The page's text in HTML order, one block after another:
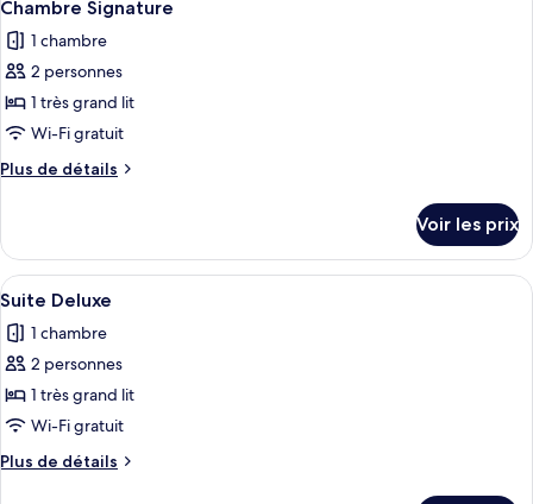
Chambre
Signature
toutes
les
photos
pour
ce
type
de
Chambre
Signature
Chambre Signature
1 chambre
2 personnes
1 très grand lit
Wi-Fi gratuit
Plus de détails
Plus
le
type
de
Chambre
Signature
Voir les prix
Afficher
toutes
les
photos
pour
ce
type
de
Une chambre d’hôtel moderne
3
Suite Deluxe
1 chambre
2 personnes
1 très grand lit
Wi-Fi gratuit
Plus de détails
Plus